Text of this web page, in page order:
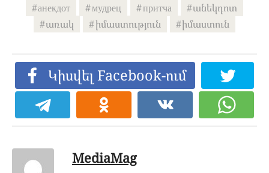
анекдот мудрец притча
անեկդոտ
առակ
իմաստություն իմաստուն
Կիսվել Facebook-ում
MediaMag